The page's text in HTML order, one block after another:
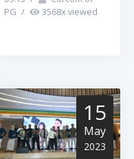
PG / 3568x viewed
15
May
2023